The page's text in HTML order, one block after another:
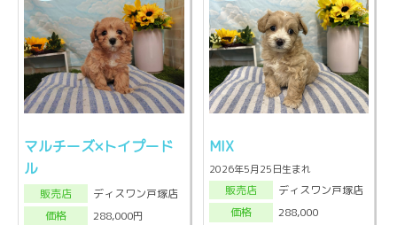
マルチーズ×トイプード
ル
販売店
ディスワン戸塚店
価格
288,000円
MIX
2026年5月25日生まれ
販売店
ディスワン戸塚店
価格
288,000